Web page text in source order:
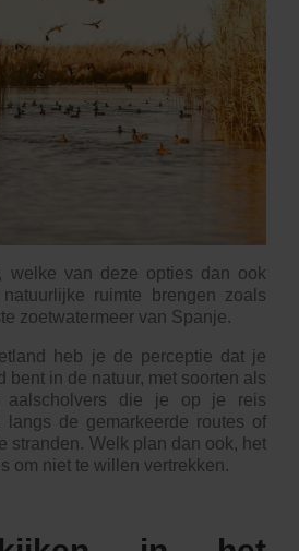
welke van deze opties dan ook
ruimte brengen zoals
zoetwatermeer van Spanje.
heb je de perceptie dat je
bent in de natuur, met soorten als
aalscholvers die je op je reis
langs de gemarkeerde routes of
stranden. Welk plan dan ook, het
om niet te willen vertrekken.